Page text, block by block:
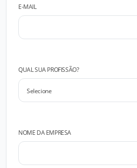
E-MAIL
QUAL SUA PROFISSÃO?
NOME DA EMPRESA